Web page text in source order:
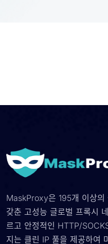
MaskProxy은 195개 이상의
갖춘 고성능 글로벌 프록시
르고 안정적인 HTTP/
지는 클린 IP 풀을 제공하여